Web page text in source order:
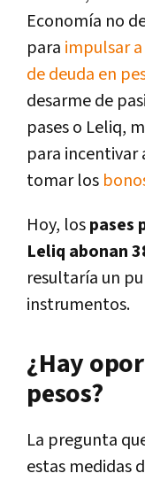
Economía no
para impulsar
de deuda en
desarme de
pases o Leliq,
para incentivar
tomar los
Hoy, lospases
Leliq abonan
resultaría un
instrumentos.
¿Hay
pesos?
La pregunta
estas medidas